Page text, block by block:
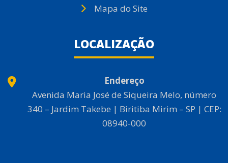
Mapa do Site
LOCALIZAÇÃO
Endereço
Avenida Maria José de Siqueira Melo, número
340 – Jardim Takebe | Biritiba Mirim – SP | CEP:
08940-000